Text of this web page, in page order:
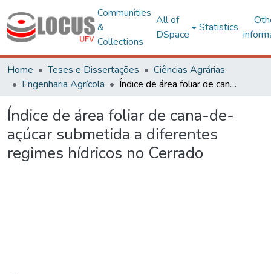
Communities
&
Collections
All of
DSpace
Statistics
Home Teses e Dissertações
Ciências Agrárias
Engenharia Agrícola
Índice de área foliar de cana-de-açúcar submetida a diferentes regimes hídricos no Cerrado
Índice de área foliar de cana-de-
açúcar submetida a diferentes
regimes hídricos no Cerrado